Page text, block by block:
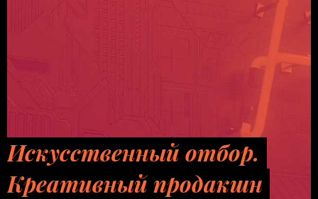
Искусственный отбор.
Креативный продакшн